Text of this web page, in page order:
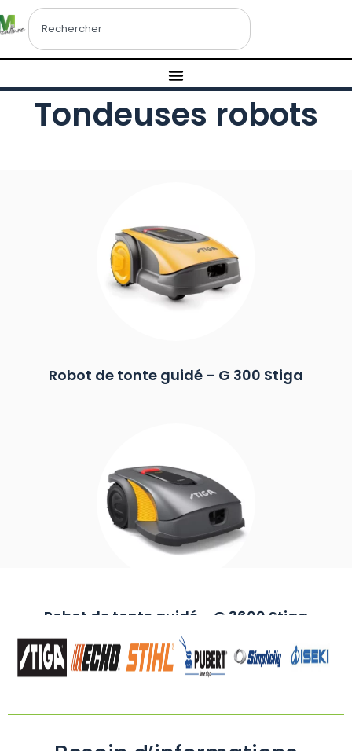
Tondeuses robots
Robot de tonte guidé – G 300 Stiga
Robot de tonte guidé – G 3600 Stiga